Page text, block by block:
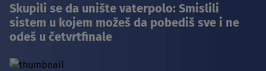
Skupili se da unište vaterpolo: Smislili
sistem u kojem možeš da pobediš sve i ne
odeš u četvrtfinale